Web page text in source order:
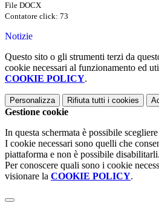
File DOCX
Contatore click: 73
Notizie
Questo sito o gli strumenti terzi da
cookie necessari al funzionamento ed
COOKIE POLICY.
Personalizza Rifiuta tutti i cookies
Gestione cookie
In questa schermata è possibile
I cookie necessari sono quelli che
piattaforma e non è possibile disabilitarli.
Per conoscere quali sono i cookie
visionare la COOKIE POLICY.